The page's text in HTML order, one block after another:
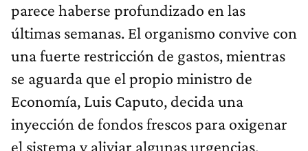
parece haberse profundizado en las
últimas semanas. El organismo convive con
una fuerte restricción de gastos, mientras
se aguarda que el propio ministro de
Economía, Luis Caputo, decida una
inyección de fondos frescos para oxigenar
el sistema y aliviar algunas urgencias.